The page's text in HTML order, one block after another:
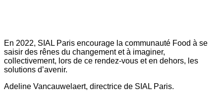
En 2022, SIAL Paris encourage la communauté Food à se
saisir des rênes du changement et à imaginer,
collectivement, lors de ce rendez-vous et en dehors, les
solutions d’avenir.
Adeline Vancauwelaert, directrice de SIAL Paris.